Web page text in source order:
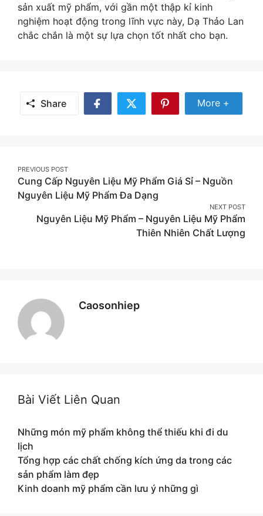
sản xuất mỹ phẩm, với gần một thập kỉ kinh
nghiệm hoạt động trong lĩnh vực này, Dạ Thảo Lan
chắc chắn là một sự lựa chọn tốt nhất cho bạn.
Share
Share
Share
Share
More
More +
Post
navigation
PREVIOUS POST
Cung Cấp Nguyên Liệu Mỹ Phẩm Giá Sỉ – Nguồn
Nguyên Liệu Mỹ Phẩm Đa Dạng
NEXT POST
Nguyên Liệu Mỹ Phẩm – Nguyên Liệu Mỹ Phẩm
Thiên Nhiên Chất Lượng
Caosonhiep
Bài Viết Liên Quan
Những món mỹ phẩm không thể thiếu khi đi du
lịch
Tổng hợp các chất chống kích ứng da trong các
sản phẩm làm đẹp
Kinh doanh mỹ phẩm cần lưu ý những gì